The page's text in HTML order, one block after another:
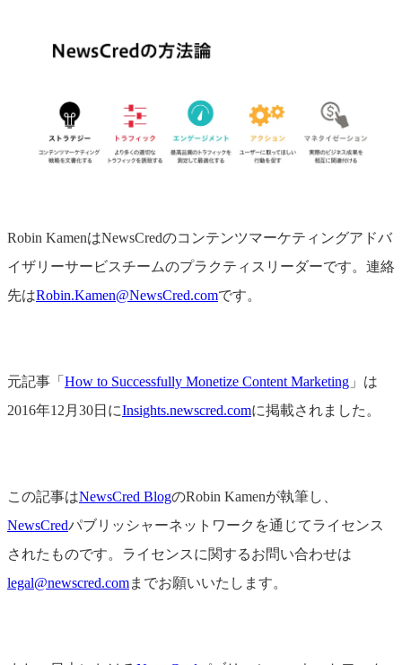
Robin KamenはNewsCredのコンテンツマーケティングアドバ
イザリーサービスチームのプラクティスリーダーです。連絡
先はRobin.Kamen@NewsCred.comです。
元記事「 How to Successfully Monetize Content Marketing 」は
2016年12月30日にInsights.newscred.comに掲載されました。
この記事はNewsCred BlogのRobin Kamenが執筆し、
NewsCredパブリッシャーネットワークを通じてライセンス
されたものです。ライセンスに関するお問い合わせは
legal@newscred.comまでお願いいたします。